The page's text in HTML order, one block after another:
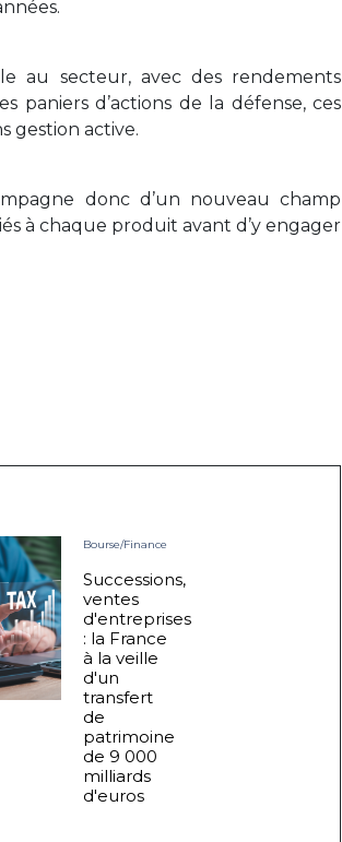
au secteur, avec des rendements
d’actions de la défense, ces
gestion active.
donc d’un nouveau champ
à chaque produit avant d’y engager
Bourse/Finance
Successions,
ventes
d'entreprises
: la France
à la veille
d'un
transfert
de
patrimoine
de 9 000
milliards
d'euros